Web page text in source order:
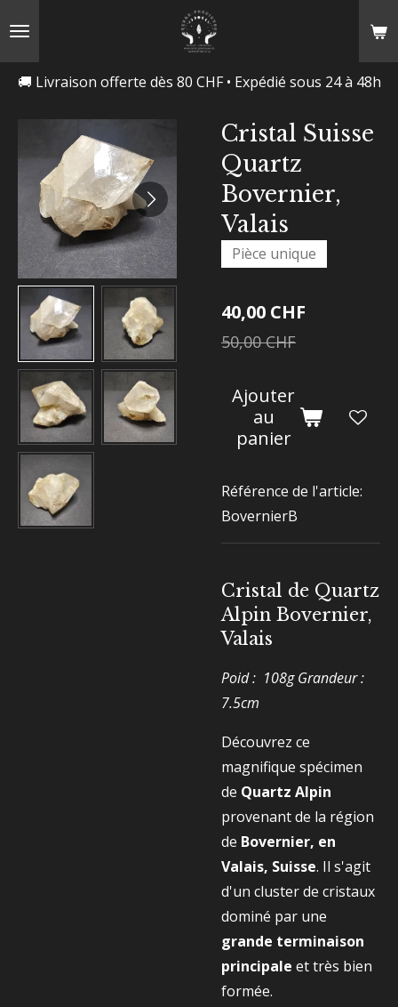
🚚 Livraison offerte dès 80 CHF • Expédié sous 24 à 48h
Cristal Suisse
Quartz
Bovernier,
Valais
Pièce unique
40,00 CHF
50,00 CHF
Ajouter
au
panier
Référence de l'article:
BovernierB
Cristal de Quartz
Alpin Bovernier,
Valais
Poid : 108g Grandeur :
7.5cm
Découvrez ce
magnifique spécimen
de Quartz Alpin
provenant de la région
de Bovernier, en
Valais, Suisse. Il s'agit
d'un cluster de cristaux
dominé par une
grande terminaison
principale et très bien
formée.